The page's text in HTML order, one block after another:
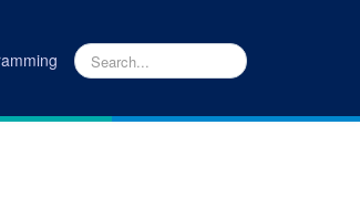
INICIO | LUGARES